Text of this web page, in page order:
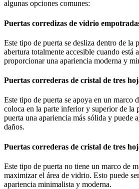
algunas opciones comunes:
Puertas corredizas de vidrio
Este tipo de puerta se desliza dentro de la
abertura totalmente accesible cuando está
proporcionar una apariencia moderna y
Puertas correderas de cristal de tres
Este tipo de puerta se apoya en un marco
coloca en la parte inferior y superior de la
puerta una apariencia más sólida y puede
daños.
Puertas correderas de cristal de tres
Este tipo de puerta no tiene un marco de
maximizar el área de vidrio. Esto puede
apariencia minimalista y moderna.